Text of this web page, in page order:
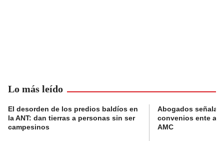
Lo más leído
El desorden de los predios baldíos en
la ANT: dan tierras a personas sin ser
campesinos
Abogados
convenios ente
AMC